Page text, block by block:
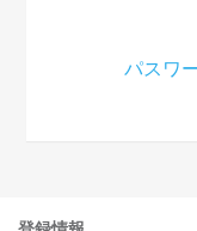
パスワ